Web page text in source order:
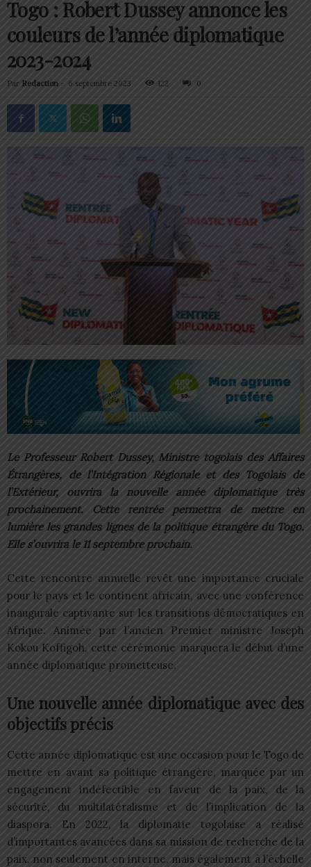
Togo : Robert Dussey annonce les
couleurs de l’année diplomatique
2023-2024
Par Redaction - 6 septembre 2023 122 0
Le Professeur Robert Dussey, Ministre togolais des Affaires
Étrangères, de l’Intégration Régionale et des Togolais de
l’Extérieur, ouvrira la nouvelle année diplomatique très
prochainement. Cette rentrée permettra de mettre en
lumière les grandes lignes de la politique étrangère du Togo.
Elle s’ouvrira le 11 septembre prochain.
Cette rencontre annuelle revêt une importance cruciale
pour le pays et le continent africain, avec une conférence
inaugurale captivante sur les transitions démocratiques en
Afrique. Animée par l’ancien Premier ministre Joseph
Kokou Koffigoh, cette cérémonie marquera le début d’une
année diplomatique prometteuse.
Une nouvelle année diplomatique avec des
objectifs précis
Cette année diplomatique est une occasion pour le Togo de
mettre en avant sa politique étrangère, marquée par un
engagement indéfectible en faveur de la paix, de la
sécurité, du multilatéralisme et de l’implication de la
diaspora. En 2022, la diplomatie togolaise a réalisé
d’importantes avancées dans sa mission de recherche de la
paix, non seulement en interne, mais également à l’échelle